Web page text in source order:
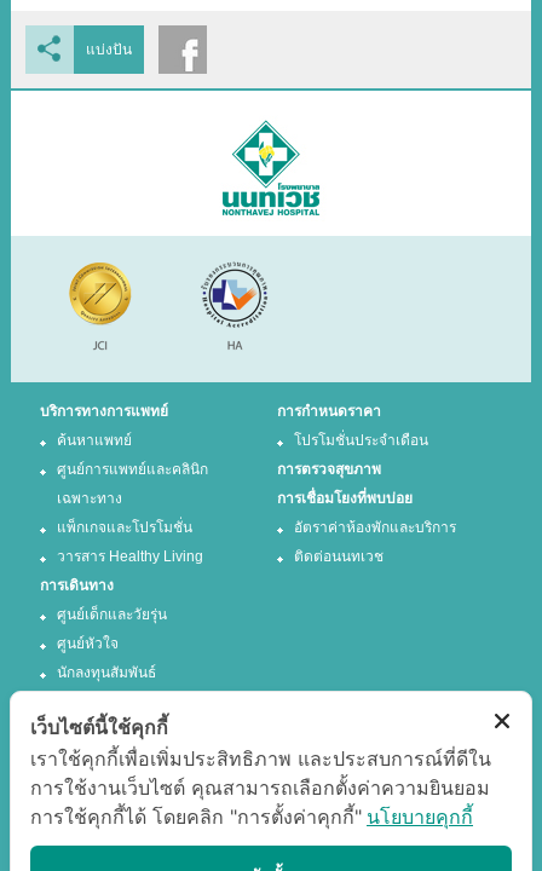
แบ่งปัน
บริการทางการแพทย์
ค้นหาแพทย์
ศูนย์การแพทย์และคลินิก
เฉพาะทาง
แพ็กเกจและโปรโมชั่น
วารสาร Healthy Living
การกำหนดราคา
โปรโมชั่นประจำเดือน
การตรวจสุขภาพ
การเชื่อมโยงที่พบบ่อย
อัตราค่าห้องพักและบริการ
ติดต่อนนทเวช
การเดินทาง
ศูนย์เด็กและวัยรุ่น
ศูนย์หัวใจ
นักลงทุนสัมพันธ์
Facebook Twitter
เว็บไซต์นี้ใช้คุกกี้
เราใช้คุกกี้เพื่อเพิ่มประสิทธิภาพ และประสบการณ์ที่ดีใน
การใช้งานเว็บไซต์ คุณสามารถเลือกตั้งค่าความยินยอม
การใช้คุกกี้ได้ โดยคลิก "การตั้งค่าคุกกี้" นโยบายคุกกี้